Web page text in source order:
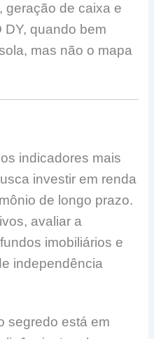
geração de caixa e
DY, quando bem
mas não o mapa
indicadores mais
investir em renda
de longo prazo.
avaliar a
imobiliários e
independência
segredo está em